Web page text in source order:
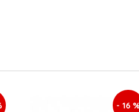
- 16 %